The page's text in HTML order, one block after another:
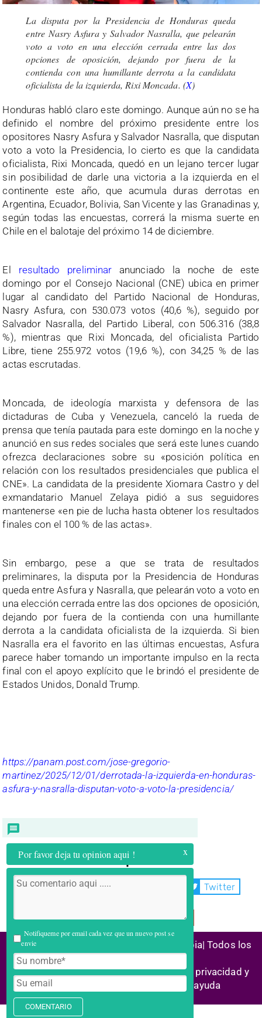
La disputa por la Presidencia de Honduras queda
entre Nasry Asfura y Salvador Nasralla, que pelearán
voto a voto en una elección cerrada entre las dos
opciones de oposición, dejando por fuera de la
contienda con una humillante derrota a la candidata
oficialista de la izquierda, Rixi Moncada. (X)
Honduras habló claro este domingo. Aunque aún no se ha
definido el nombre del próximo presidente entre los
opositores Nasry Asfura y Salvador Nasralla, que disputan
voto a voto la Presidencia, lo cierto es que la candidata
oficialista, Rixi Moncada, quedó en un lejano tercer lugar
sin posibilidad de darle una victoria a la izquierda en el
continente este año, que acumula duras derrotas en
Argentina, Ecuador, Bolivia, San Vicente y las Granadinas y,
según todas las encuestas, correrá la misma suerte en
Chile en el balotaje del próximo 14 de diciembre.
El resultado preliminar anunciado la noche de este
domingo por el Consejo Nacional (CNE) ubica en primer
lugar al candidato del Partido Nacional de Honduras,
Nasry Asfura, con 530.073 votos (40,6 %), seguido por
Salvador Nasralla, del Partido Liberal, con 506.316 (38,8
%), mientras que Rixi Moncada, del oficialista Partido
Libre, tiene 255.972 votos (19,6 %), con 34,25 % de las
actas escrutadas.
Moncada, de ideología marxista y defensora de las
dictaduras de Cuba y Venezuela, canceló la rueda de
prensa que tenía pautada para este domingo en la noche y
anunció en sus redes sociales que será este lunes cuando
ofrezca declaraciones sobre su «posición política en
relación con los resultados presidenciales que publica el
CNE». La candidata de la presidente Xiomara Castro y del
exmandatario Manuel Zelaya pidió a sus seguidores
mantenerse «en pie de lucha hasta obtener los resultados
finales con el 100 % de las actas».
Sin embargo, pese a que se trata de resultados
preliminares, la disputa por la Presidencia de Honduras
queda entre Asfura y Nasralla, que pelearán voto a voto en
una elección cerrada entre las dos opciones de oposición,
dejando por fuera de la contienda con una humillante
derrota a la candidata oficialista de la izquierda. Si bien
Nasralla era el favorito en las últimas encuestas, Asfura
parece haber tomando un importante impulso en la recta
final con el apoyo explícito que le brindó el presidente de
Estados Unidos, Donald Trump.
https://panam.post.com/jose-gregorio-
martinez/2025/12/01/derrotada-la-izquierda-en-honduras-
asfura-y-nasralla-disputan-voto-a-voto-la-presidencia/
Por favor deja tu opinion aqui ! x
Notifiqueme por email cada vez que un nuevo post se
envie
COMENTARIO
Compartir:
WhatsApp Twitter
Telegram Email
(C) 2026 Alianza Reconstrucción Colombia| Todos los
Historias de éxito | Marco legal |Política privacidad y
cookies
| Enlaces aliados | Centro ayuda